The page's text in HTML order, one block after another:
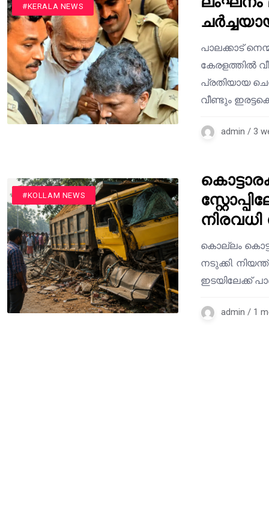
#KERALA NEWS
പാലക്കാട്
കേരളത്തിൽ
പ്രതിയായ
വീണ്ടും
admin / 3
#KERALA NEWS
#KOLLAM NEWS
നിരവധി
കൊല്ലം
നടുക്കി.
ഇടയിലേക്ക്
admin / 1